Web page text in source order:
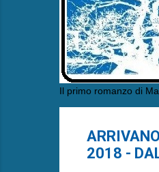
Il primo romanzo di
2018 -